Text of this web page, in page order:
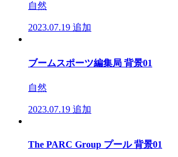
自然
2023.07.19 追加
ブームスポーツ編集局 背景01
自然
2023.07.19 追加
The PARC Group プール 背景01